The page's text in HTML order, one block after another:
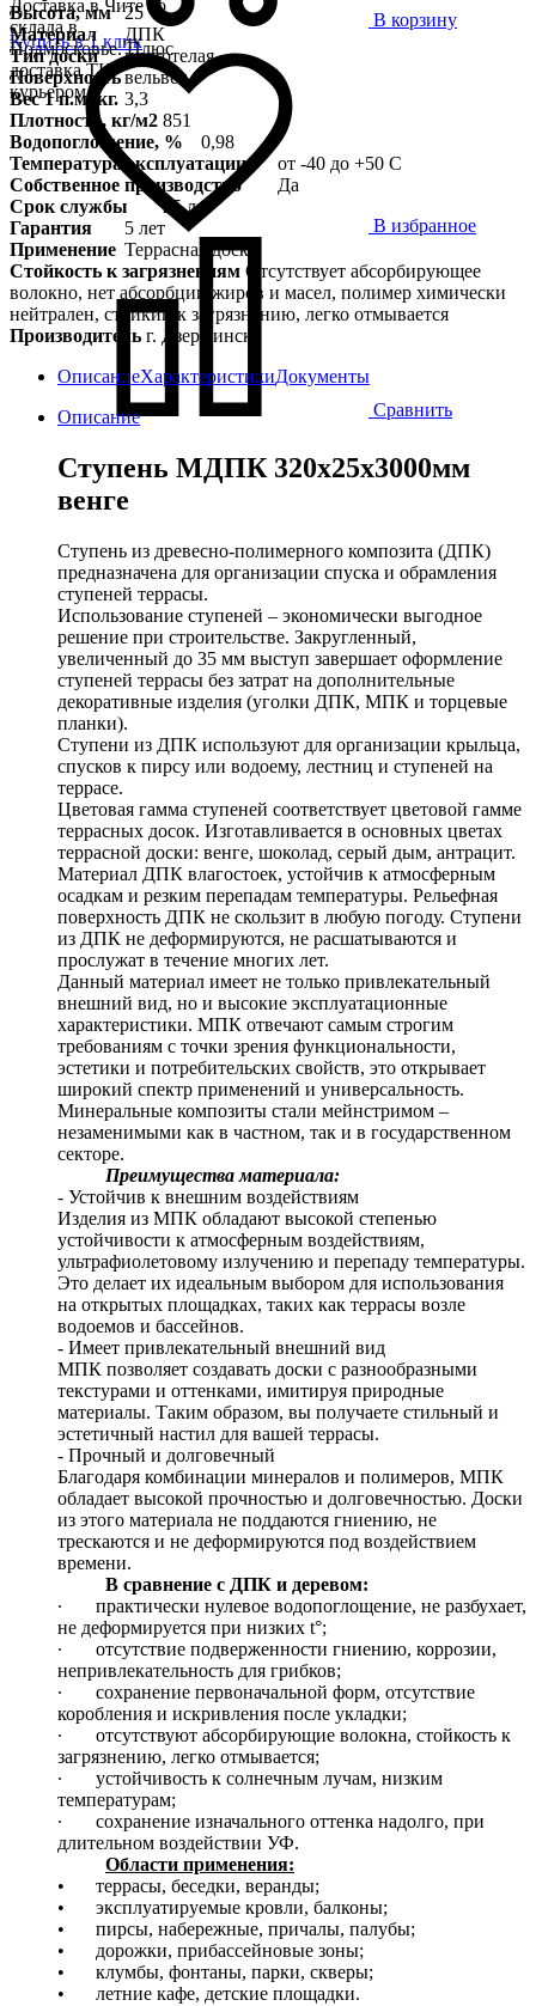
Доставка в Чите со
склада в
Подмосковье. Плюс
доставка ТК,
курьером
В корзину
Купить в 1 клик
В избранное
Сравнить
Высота, мм
25
Материал
ДПК
Тип доски
пустотелая
Поверхностьвельвет
Вес 1 п.м./кг. 3,3
Плотность, кг/м2 851
Водопоглощение, %
0,98
Температура эксплуатации
от -40 до +50 С
Собственное производство
Да
Срок службы
25 лет
Гарантия
5 лет
Применение Террасная доска
Стойкость к загрязнениям Отсутствует абсорбирующее
волокно, нет абсорбции жиров и масел, полимер химически
нейтрален, стойкий к загрязнению, легко отмывается
Производитель г. Дзержинск
ОписаниеХарактеристикиДокументы
Описание
Ступень МДПК 320х25х3000мм
венге
Ступень из древесно-полимерного композита (ДПК)
предназначена для организации спуска и обрамления
ступеней террасы.
Использование ступеней – экономически выгодное
решение при строительстве. Закругленный,
увеличенный до 35 мм выступ завершает оформление
ступеней террасы без затрат на дополнительные
декоративные изделия (уголки ДПК, МПК и торцевые
планки).
Ступени из ДПК используют для организации крыльца,
спусков к пирсу или водоему, лестниц и ступеней на
террасе.
Цветовая гамма ступеней соответствует цветовой гамме
террасных досок. Изготавливается в основных цветах
террасной доски: венге, шоколад, серый дым, антрацит.
Материал ДПК влагостоек, устойчив к атмосферным
осадкам и резким перепадам температуры. Рельефная
поверхность ДПК не скользит в любую погоду. Ступени
из ДПК не деформируются, не расшатываются и
прослужат в течение многих лет.
Данный материал имеет не только привлекательный
внешний вид, но и высокие эксплуатационные
характеристики. МПК отвечают самым строгим
требованиям с точки зрения функциональности,
эстетики и потребительских свойств, это открывает
широкий спектр применений и универсальность.
Минеральные композиты стали мейнстримом –
незаменимыми как в частном, так и в государственном
секторе.
Преимущества материала:
- Устойчив к внешним воздействиям
Изделия из МПК обладают высокой степенью
устойчивости к атмосферным воздействиям,
ультрафиолетовому излучению и перепаду температуры.
Это делает их идеальным выбором для использования
на открытых площадках, таких как террасы возле
водоемов и бассейнов.
- Имеет привлекательный внешний вид
МПК позволяет создавать доски с разнообразными
текстурами и оттенками, имитируя природные
материалы. Таким образом, вы получаете стильный и
эстетичный настил для вашей террасы.
- Прочный и долговечный
Благодаря комбинации минералов и полимеров, МПК
обладает высокой прочностью и долговечностью. Доски
из этого материала не поддаются гниению, не
трескаются и не деформируются под воздействием
времени.
В сравнение с ДПК и деревом:
∙
практически нулевое водопоглощение, не разбухает,
не деформируется при низких t°;
∙
отсутствие подверженности гниению, коррозии,
непривлекательность для грибков;
∙
сохранение первоначальной форм, отсутствие
коробления и искривления после укладки;
∙
отсутствуют абсорбирующие волокна, стойкость к
загрязнению, легко отмывается;
∙
устойчивость к солнечным лучам, низким
температурам;
∙
сохранение изначального оттенка надолго, при
длительном воздействии УФ.
Области применения:
•
террасы, беседки, веранды;
•
эксплуатируемые кровли, балконы;
•
пирсы, набережные, причалы, палубы;
•
дорожки, прибассейновые зоны;
•
клумбы, фонтаны, парки, скверы;
•
летние кафе, детские площадки.